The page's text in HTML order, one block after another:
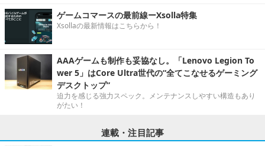
ゲームコマースの最前線ーXsolla特集
Xsollaの最新情報はこちらから！
AAAゲームも制作も妥協なし。「Lenovo Legion To
wer 5」はCore Ultra世代の“全てこなせるゲーミング
デスクトップ”
迫力を感じる強力スペック。メンテナンスしやすい構造もあり
がたい！
連載・注目記事